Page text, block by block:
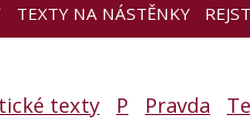
TEXTY NA NÁSTĚNKY
texty P Pravda